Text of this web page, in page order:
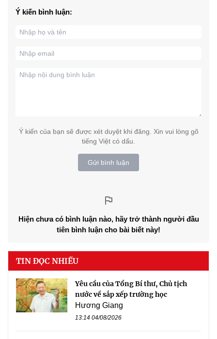
Ý kiến bình luận:
Ý kiến của bạn sẽ được xét duyệt khi đăng. Xin vui lòng gõ
tiếng Việt có dấu.
Gửi bình luận
Hiện chưa có bình luận nào, hãy trở thành người đầu
tiên bình luận cho bài biết này!
TIN ĐỌC NHIỀU
Yêu cầu của Tổng Bí thư, Chủ tịch
nước về sắp xếp trường học
Hương Giang
13:14 04/08/2026